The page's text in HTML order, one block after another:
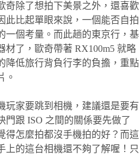
奇除了想拍下美景之外，還喜歡
此比起單眼來說，一個能否自拍
一個考量。而此趟的東京行，基
了，歐奇帶著 RX100m5 就略
降低旅行背負行李的負擔，重點
。
玩家要跳到相機，建議還是要有
門跟 ISO 之間的關係要先做了
得怎麼拍都沒手機拍的好？而這
上的這台相機還不夠了解喔！只